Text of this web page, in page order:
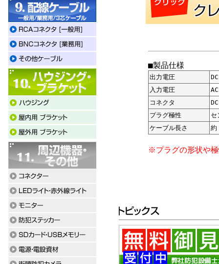
■製品仕様
出力電圧
入力電圧
コネクタ
プラグ極性
セ
ケーブル長さ
約
※プラグの形状や